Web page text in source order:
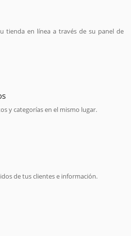
tienda en línea a través de su panel de
y categorías en el mismo lugar.
de tus clientes e información.